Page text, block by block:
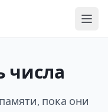
числа
пока они